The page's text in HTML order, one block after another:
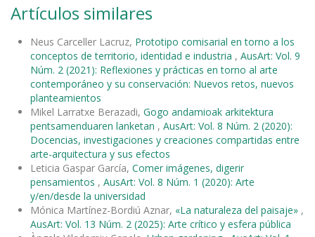
Artículos similares
Neus Carceller Lacruz, Prototipo comisarial en torno a los
conceptos de territorio, identidad e industria , AusArt: Vol. 9
Núm. 2 (2021): Reflexiones y prácticas en torno al arte
contemporáneo y su conservación: Nuevos retos, nuevos
planteamientos
Mikel Larratxe Berazadi, Gogo andamioak arkitektura
pentsamenduaren lanketan , AusArt: Vol. 8 Núm. 2 (2020):
Docencias, investigaciones y creaciones compartidas entre
arte-arquitectura y sus efectos
Leticia Gaspar García, Comer imágenes, digerir
pensamientos , AusArt: Vol. 8 Núm. 1 (2020): Arte
y/en/desde la universidad
Mónica Martínez-Bordiú Aznar, «La naturaleza del paisaje» ,
AusArt: Vol. 13 Núm. 2 (2025): Arte crítico y esfera pública